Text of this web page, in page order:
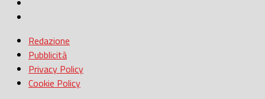
Redazione
Pubblicità
Privacy Policy
Cookie Policy